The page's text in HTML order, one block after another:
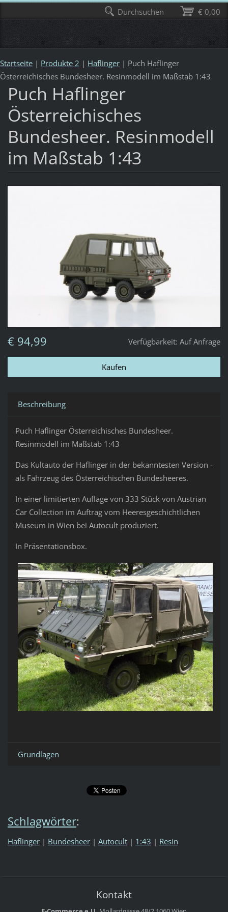
Startseite | Produkte 2 | Haflinger | Puch Haflinger
Österreichisches Bundesheer. Resinmodell im Maßstab 1:43
Puch Haflinger
Österreichisches
Bundesheer. Resinmodell
im Maßstab 1:43
Verfügbarkeit: Auf Anfrage
€ 94,99
Beschreibung
Puch Haflinger Österreichisches Bundesheer.
Resinmodell im Maßstab 1:43
Das Kultauto der Haflinger in der bekanntesten Version -
als Fahrzeug des Österreichischen Bundesheeres.
In einer limitierten Auflage von 333 Stück von Austrian
Car Collection im Auftrag vom Heeresgeschichtlichen
Museum in Wien bei Autocult produziert.
In Präsentationsbox.
Grundlagen
Schlagwörter:
Haflinger | Bundesheer | Autocult | 1:43 | Resin
Kontakt
€ 0,00
Durchsuchen